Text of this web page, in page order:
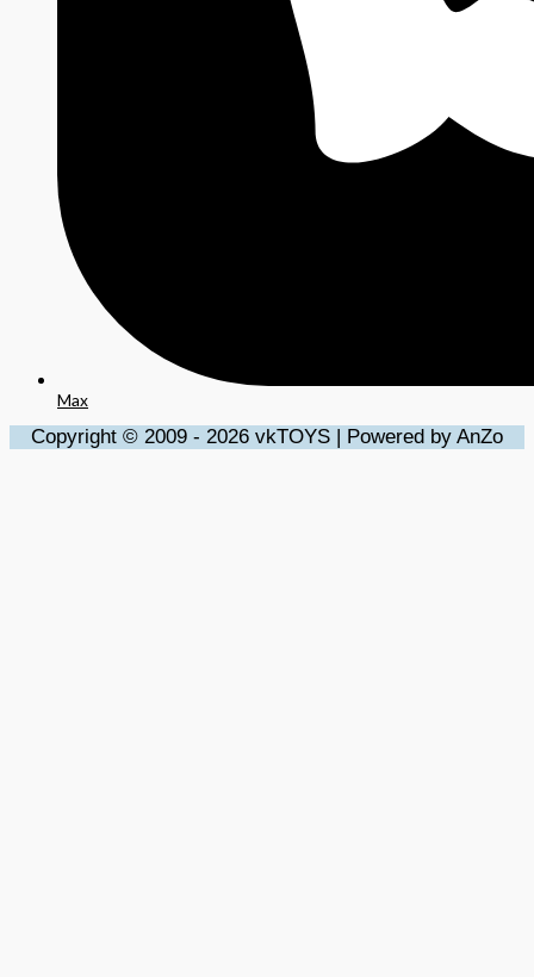
Max
Copyright © 2009 - 2026 vkTOYS | Powered by AnZo